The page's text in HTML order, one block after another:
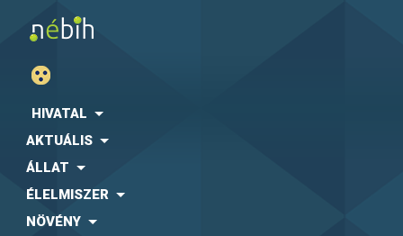
HIVATAL
AKTUÁLIS
ÁLLAT
ÉLELMISZER
NÖVÉNY